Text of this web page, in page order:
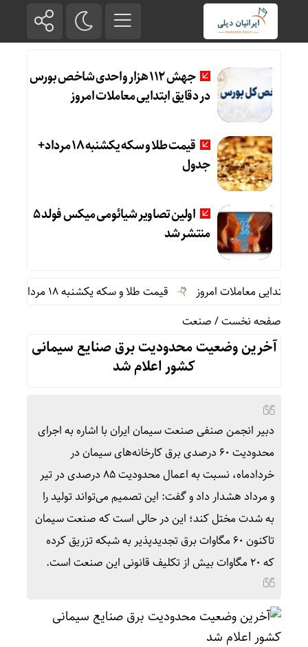
جهش 112 هزار واحدی شاخص بورس
در دقایق ابتدایی معاملات امروز
قیمت طلا و سکه یکشنبه 18 مرداد+
جدول
اولین تصاویر شیائومی میکس فولد ۵
منتشر شد
قیمت طلا و سکه یکشنبه 18 مرداد+ جدول
صفحه نخست/صنعت
آخرین وضعیت محدودیت برق صنایع سیمانی
کشور اعلام شد
دبیر انجمن صنفی صنعت سیمان ایران با اشاره به اجرای
محدودیت ۶۰ درصدی برق کارخانه‌های سیمان در
خردادماه، نسبت به اعمال محدودیت ۸۵ درصدی در تیر
و مرداد هشدار داد و گفت: این تصمیم می‌تواند تولید را
به شدت مختل کند؛ این در حالی است که صنعت سیمان
تاکنون ۶۰ مگاوات برق تجدیدپذیر به شبکه تزریق کرده
که ۲۰ مگاوات بیش از تکلیف قانونی این صنعت است.